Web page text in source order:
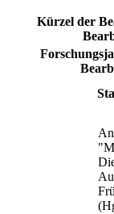
Kürzel der